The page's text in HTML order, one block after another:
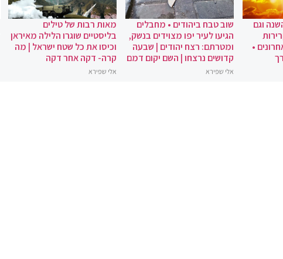
וגם
•
שוב טבח ביהודים • מחבלים
הגיעו לעיר יפו מצוידים בנשק,
ומטרתם: רצח יהודים | שבעה
קדושים נרצחו | השם יקום דמם
אלי שפירא
מאות רבות של טילים
בליסטיים שוגרו הלילה מאיראן
וכיסו את כל שטח ישראל | מה
קרה- דקה אחר דקה
אלי שפירא